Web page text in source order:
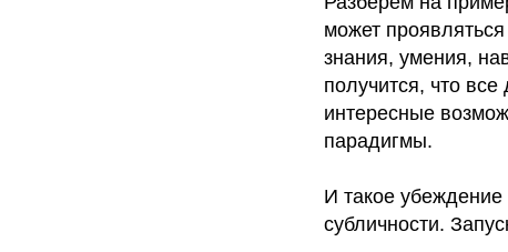
может
знания, умения,
получится, что
интересные
парадигмы.
И такое
субличности.